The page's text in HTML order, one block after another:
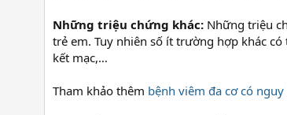
Những triệu chứng khác: Những triệu
trẻ em. Tuy nhiên số ít trường hợp khác
kết mạc,…
Tham khảo thêm bệnh viêm đa cơ có